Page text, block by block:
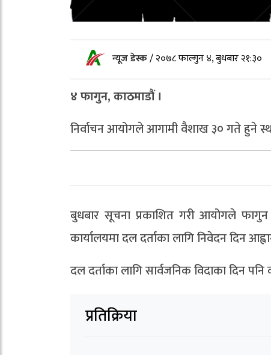
न्यूज डेस्क/२०७८ फाल्गुन ४, बुधबार २१:३०
४ फागुन, काठमाडौं ।
निर्वाचन आयोगले आगामी वैशाख ३० गते हुने
बुधबार सूचना प्रकाशित गरी आयोगले
कार्यालयमा दल दर्ताका लागि निवेदन दिन
दल दर्ताका लागि सार्वजनिक विदाका दिन
प्रतिक्रिया